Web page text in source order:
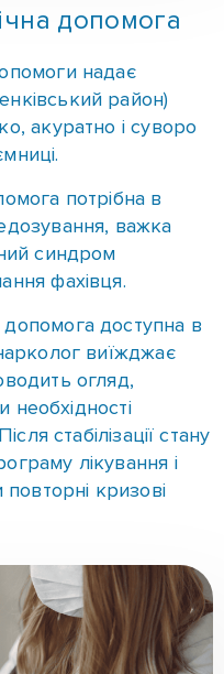
потрібна в
важка
синдром
фахівця.
доступна в
виїжджає
огляд,
необхідності
стабілізації стану
повторні кризові